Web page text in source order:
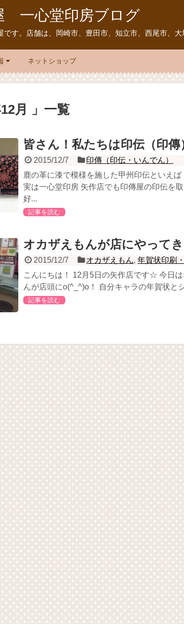
一心堂印房ブログ
です。店舗は、岡崎市、豊田市、知立市、西尾市、大
ネットショップ
12月 」一覧
皆さん！私たちは印伝（印傳
2015/12/7
印傳（印伝・いんでん）
鹿の革に漆で模様を施した甲州印伝といえば
実は一心堂印房 矢作店でも印傳屋の印伝を
好...
記事を読む
オカザえもんが店にやって
2015/12/7 オカザえもん,年賀状印刷
こんにちは！ 12月5日の矢作店です☆ 今日
んが店頭にo(^_^)o！ 自分キャラの年賀状と
記事を読む